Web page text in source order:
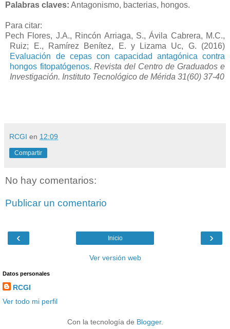
Palabras claves: Antagonismo, bacterias, hongos.
Para citar:
Pech Flores, J.A., Rincón Arriaga, S., Ávila Cabrera, M.C.,
Ruiz; E., Ramírez Benítez, E. y Lizama Uc, G. (2016)
Evaluación de cepas con capacidad antagónica contra
hongos fitopatógenos. Revista del Centro de Graduados e
Investigación. Instituto Tecnológico de Mérida 31(60) 37-40
RCGI en 12:09
Compartir
No hay comentarios:
Publicar un comentario
‹ ›
Inicio
Ver versión web
Datos personales
RCGI
Ver todo mi perfil
Con la tecnología de Blogger.